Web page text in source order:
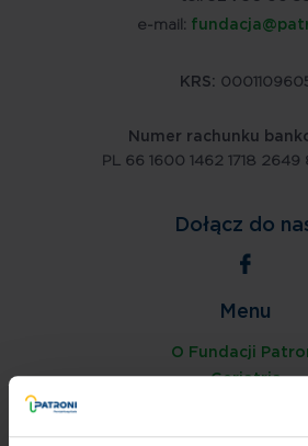
e-mail:
KRS:
Numer rachunku
PL 66 1600 1462 1718
Dołącz do
Menu
O Fundacji
Geriatria